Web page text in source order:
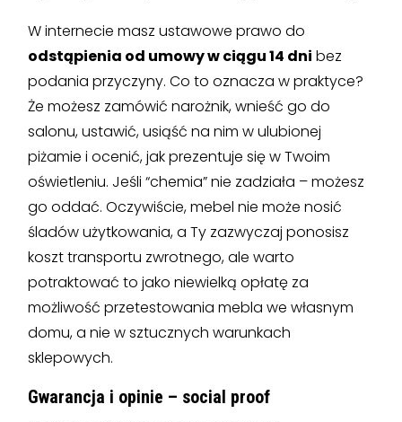
W internecie masz ustawowe prawo do
odstąpienia od umowy w ciągu 14 dni bez
podania przyczyny. Co to oznacza w praktyce?
Że możesz zamówić narożnik, wnieść go do
salonu, ustawić, usiąść na nim w ulubionej
piżamie i ocenić, jak prezentuje się w Twoim
oświetleniu. Jeśli “chemia” nie zadziała – możesz
go oddać. Oczywiście, mebel nie może nosić
śladów użytkowania, a Ty zazwyczaj ponosisz
koszt transportu zwrotnego, ale warto
potraktować to jako niewielką opłatę za
możliwość przetestowania mebla we własnym
domu, a nie w sztucznych warunkach
sklepowych.
Gwarancja i opinie – social proof